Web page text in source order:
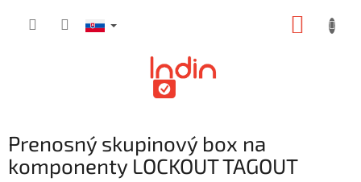
Prenosný skupinový box na
komponenty LOCKOUT TAGOUT